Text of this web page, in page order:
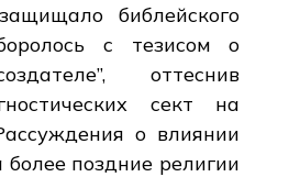
библейского
с тезисом о
оттеснив
сект на
о влиянии
более поздние религии